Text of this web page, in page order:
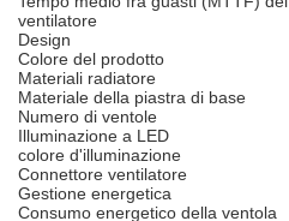
ventilatore
Design
Colore del prodotto
Materiali radiatore
Materiale della piastra di base
Numero di ventole
Illuminazione a LED
colore d'illuminazione
Connettore ventilatore
Gestione energetica
Consumo energetico della ventola